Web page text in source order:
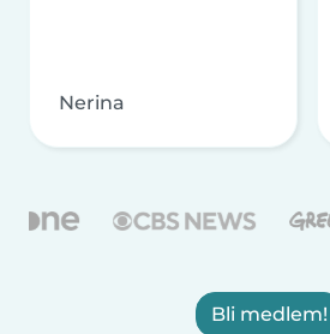
Nerina
Bli medlem!